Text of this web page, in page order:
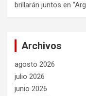
brillarán juntos en
Archivos
agosto 2026
julio 2026
junio 2026